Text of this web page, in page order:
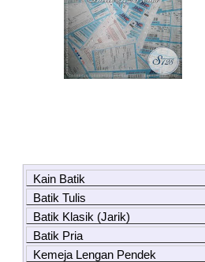
Kain Batik
Batik Tulis
Batik Klasik (Jarik)
Batik Pria
Kemeja Lengan Pendek